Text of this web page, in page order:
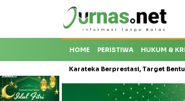
HOME PERISTIWA HUKUM &
Krisis Karateka Berprestasi, Target Bentuk 30